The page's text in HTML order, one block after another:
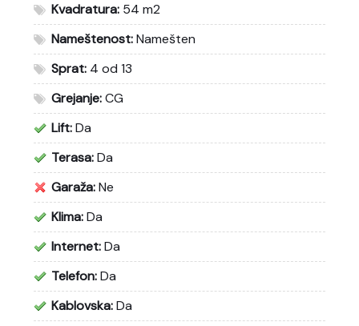
Kvadratura: 54 m2
Nameštenost:Namešten
Sprat: 4 od 13
Grejanje:CG
Lift:Da
Terasa:Da
Garaža:Ne
Klima:Da
Internet:Da
Telefon:Da
Kablovska:Da